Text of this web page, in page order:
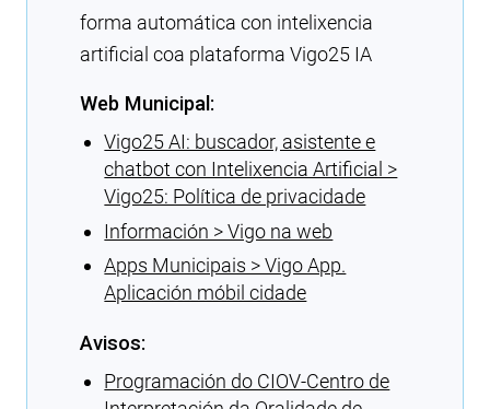
forma automática con intelixencia
artificial coa plataforma Vigo25 IA
Web Municipal:
Vigo25 AI: buscador, asistente e
chatbot con Intelixencia Artificial >
Vigo25: Política de privacidade
Información > Vigo na web
Apps Municipais > Vigo App.
Aplicación móbil cidade
Avisos:
Programación do CIOV-Centro de